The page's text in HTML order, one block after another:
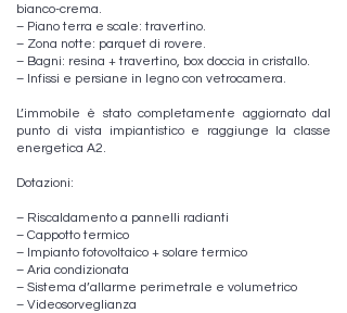
bianco-crema.
– Piano terra e scale: travertino.
– Zona notte: parquet di rovere.
– Bagni: resina + travertino, box doccia in cristallo.
– Infissi e persiane in legno con vetrocamera.
L’immobile è stato completamente aggiornato dal
punto di vista impiantistico e raggiunge la classe
energetica A2.
Dotazioni:
– Riscaldamento a pannelli radianti
– Cappotto termico
– Impianto fotovoltaico + solare termico
– Aria condizionata
– Sistema d’allarme perimetrale e volumetrico
– Videosorveglianza